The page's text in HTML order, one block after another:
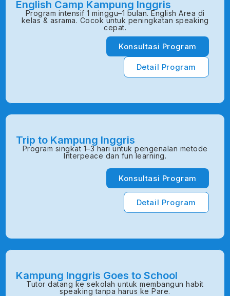
English Camp Kampung Inggris
Program intensif 1 minggu–1 bulan. English Area di
kelas & asrama. Cocok untuk peningkatan speaking
cepat.
Konsultasi Program
Detail Program
Trip to Kampung Inggris
Program singkat 1–3 hari untuk pengenalan metode
Interpeace dan fun learning.
Konsultasi Program
Detail Program
Kampung Inggris Goes to School
Tutor datang ke sekolah untuk membangun habit
speaking tanpa harus ke Pare.